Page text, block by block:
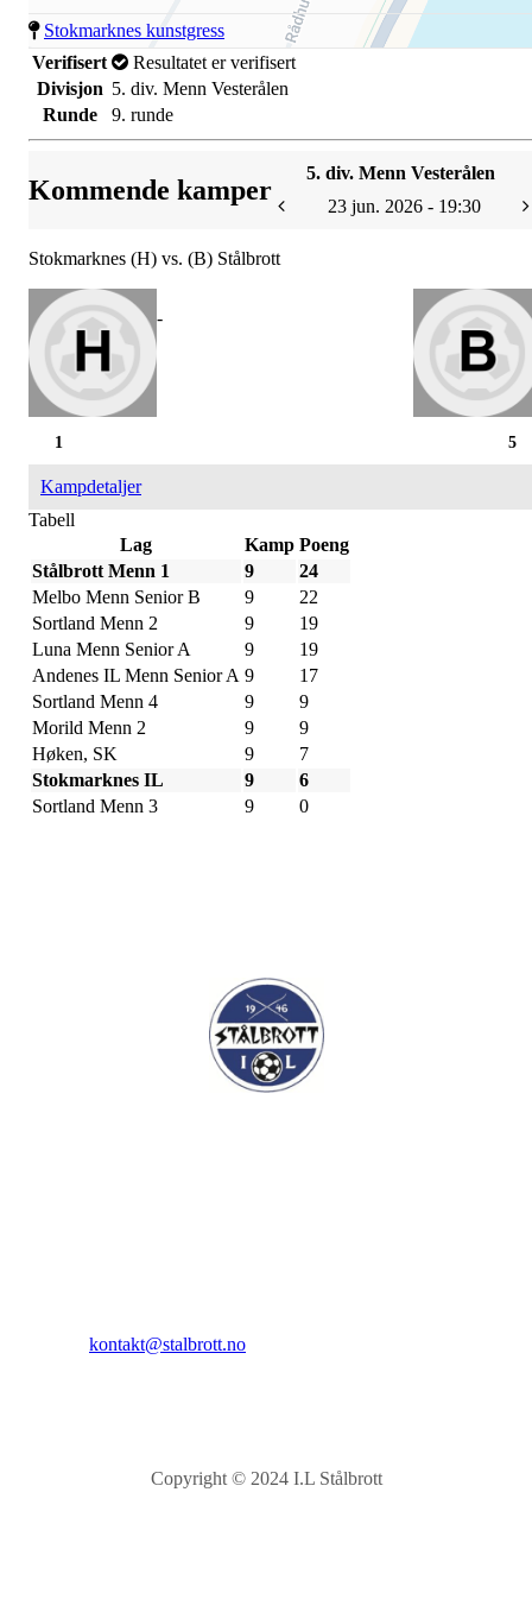
Stokmarknes kunstgress
Verifisert
Resultatet er verifisert
Divisjon 5. div. Menn Vesterålen
Runde
9. runde
Kommende kamper
5. div. Menn Vesterålen
23 jun. 2026 - 19:30
Stokmarknes (H) vs. (B) Stålbrott
-
5
1
Kampdetaljer
Tabell
Lag
Kamp Poeng
Stålbrott Menn 1
9
24
Melbo Menn Senior B
9
22
Sortland Menn 2
9
19
Luna Menn Senior A
9
19
Andenes IL Menn Senior A 9
17
Sortland Menn 4
9
9
Morild Menn 2
9
9
Høken, SK
9
7
Stokmarknes IL
9
6
Sortland Menn 3
9 0
kontakt@stalbrott.no
Copyright © 2024 I.L Stålbrott